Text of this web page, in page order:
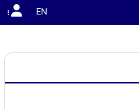
EN